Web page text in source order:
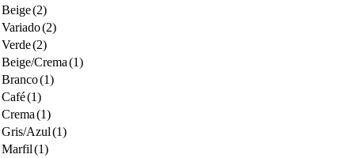
Beige(2)
Variado(2)
Verde(2)
Beige/Crema(1)
Branco(1)
Café(1)
Crema(1)
Gris/Azul(1)
Marfil(1)